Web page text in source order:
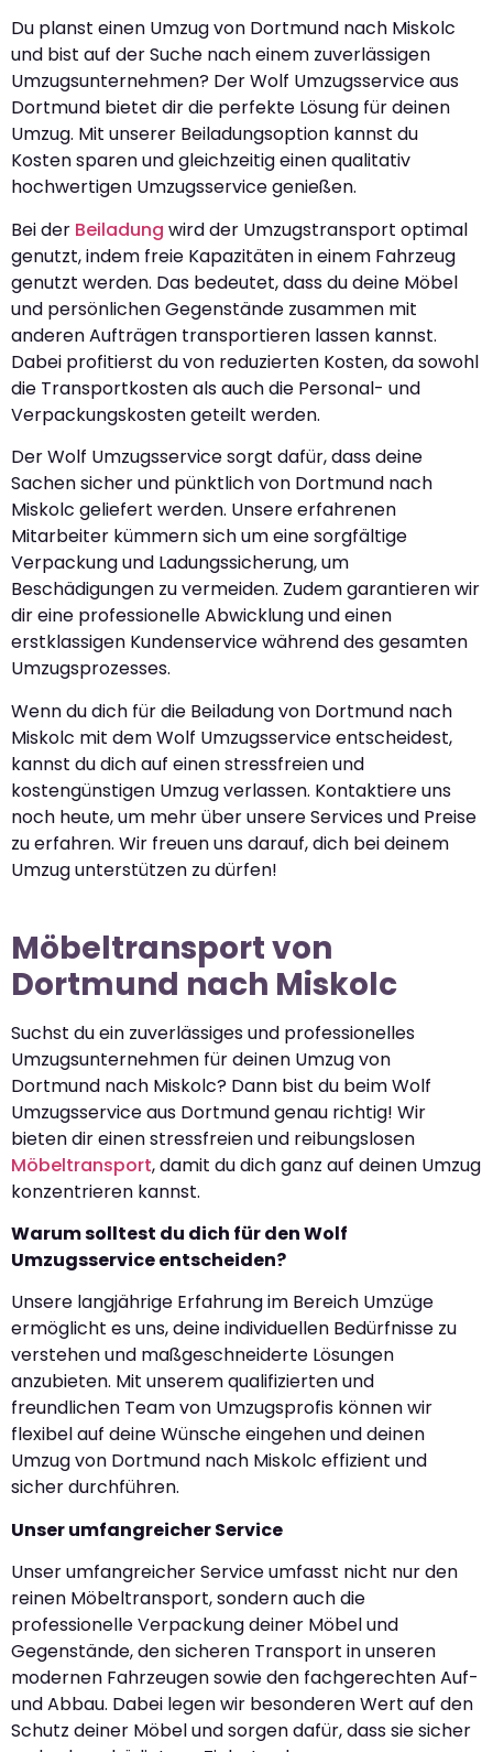
Du planst einen Umzug von Dortmund nach Miskolc
und bist auf der Suche nach einem zuverlässigen
Umzugsunternehmen? Der Wolf Umzugsservice aus
Dortmund bietet dir die perfekte Lösung für deinen
Umzug. Mit unserer Beiladungsoption kannst du
Kosten sparen und gleichzeitig einen qualitativ
hochwertigen Umzugsservice genießen.
Bei der Beiladung wird der Umzugstransport optimal
genutzt, indem freie Kapazitäten in einem Fahrzeug
genutzt werden. Das bedeutet, dass du deine Möbel
und persönlichen Gegenstände zusammen mit
anderen Aufträgen transportieren lassen kannst.
Dabei profitierst du von reduzierten Kosten, da sowohl
die Transportkosten als auch die Personal- und
Verpackungskosten geteilt werden.
Der Wolf Umzugsservice sorgt dafür, dass deine
Sachen sicher und pünktlich von Dortmund nach
Miskolc geliefert werden. Unsere erfahrenen
Mitarbeiter kümmern sich um eine sorgfältige
Verpackung und Ladungssicherung, um
Beschädigungen zu vermeiden. Zudem garantieren wir
dir eine professionelle Abwicklung und einen
erstklassigen Kundenservice während des gesamten
Umzugsprozesses.
Wenn du dich für die Beiladung von Dortmund nach
Miskolc mit dem Wolf Umzugsservice entscheidest,
kannst du dich auf einen stressfreien und
kostengünstigen Umzug verlassen. Kontaktiere uns
noch heute, um mehr über unsere Services und Preise
zu erfahren. Wir freuen uns darauf, dich bei deinem
Umzug unterstützen zu dürfen!
Möbeltransport von
Dortmund nach Miskolc
Suchst du ein zuverlässiges und professionelles
Umzugsunternehmen für deinen Umzug von
Dortmund nach Miskolc? Dann bist du beim Wolf
Umzugsservice aus Dortmund genau richtig! Wir
bieten dir einen stressfreien und reibungslosen
Möbeltransport, damit du dich ganz auf deinen Umzug
konzentrieren kannst.
Warum solltest du dich für den Wolf
Umzugsservice entscheiden?
Unsere langjährige Erfahrung im Bereich Umzüge
ermöglicht es uns, deine individuellen Bedürfnisse zu
verstehen und maßgeschneiderte Lösungen
anzubieten. Mit unserem qualifizierten und
freundlichen Team von Umzugsprofis können wir
flexibel auf deine Wünsche eingehen und deinen
Umzug von Dortmund nach Miskolc effizient und
sicher durchführen.
Unser umfangreicher Service
Unser umfangreicher Service umfasst nicht nur den
reinen Möbeltransport, sondern auch die
professionelle Verpackung deiner Möbel und
Gegenstände, den sicheren Transport in unseren
modernen Fahrzeugen sowie den fachgerechten Auf-
und Abbau. Dabei legen wir besonderen Wert auf den
Schutz deiner Möbel und sorgen dafür, dass sie sicher